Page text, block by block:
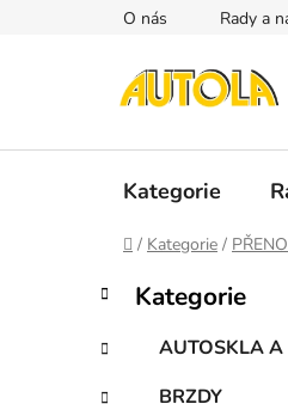
O nás Rady a
Kategorie
Domů
/ Kategorie /
P
s
Přeskočit
kategorie
K
a
e
g
Kategorie
AUTOSKLA A
BRZDY